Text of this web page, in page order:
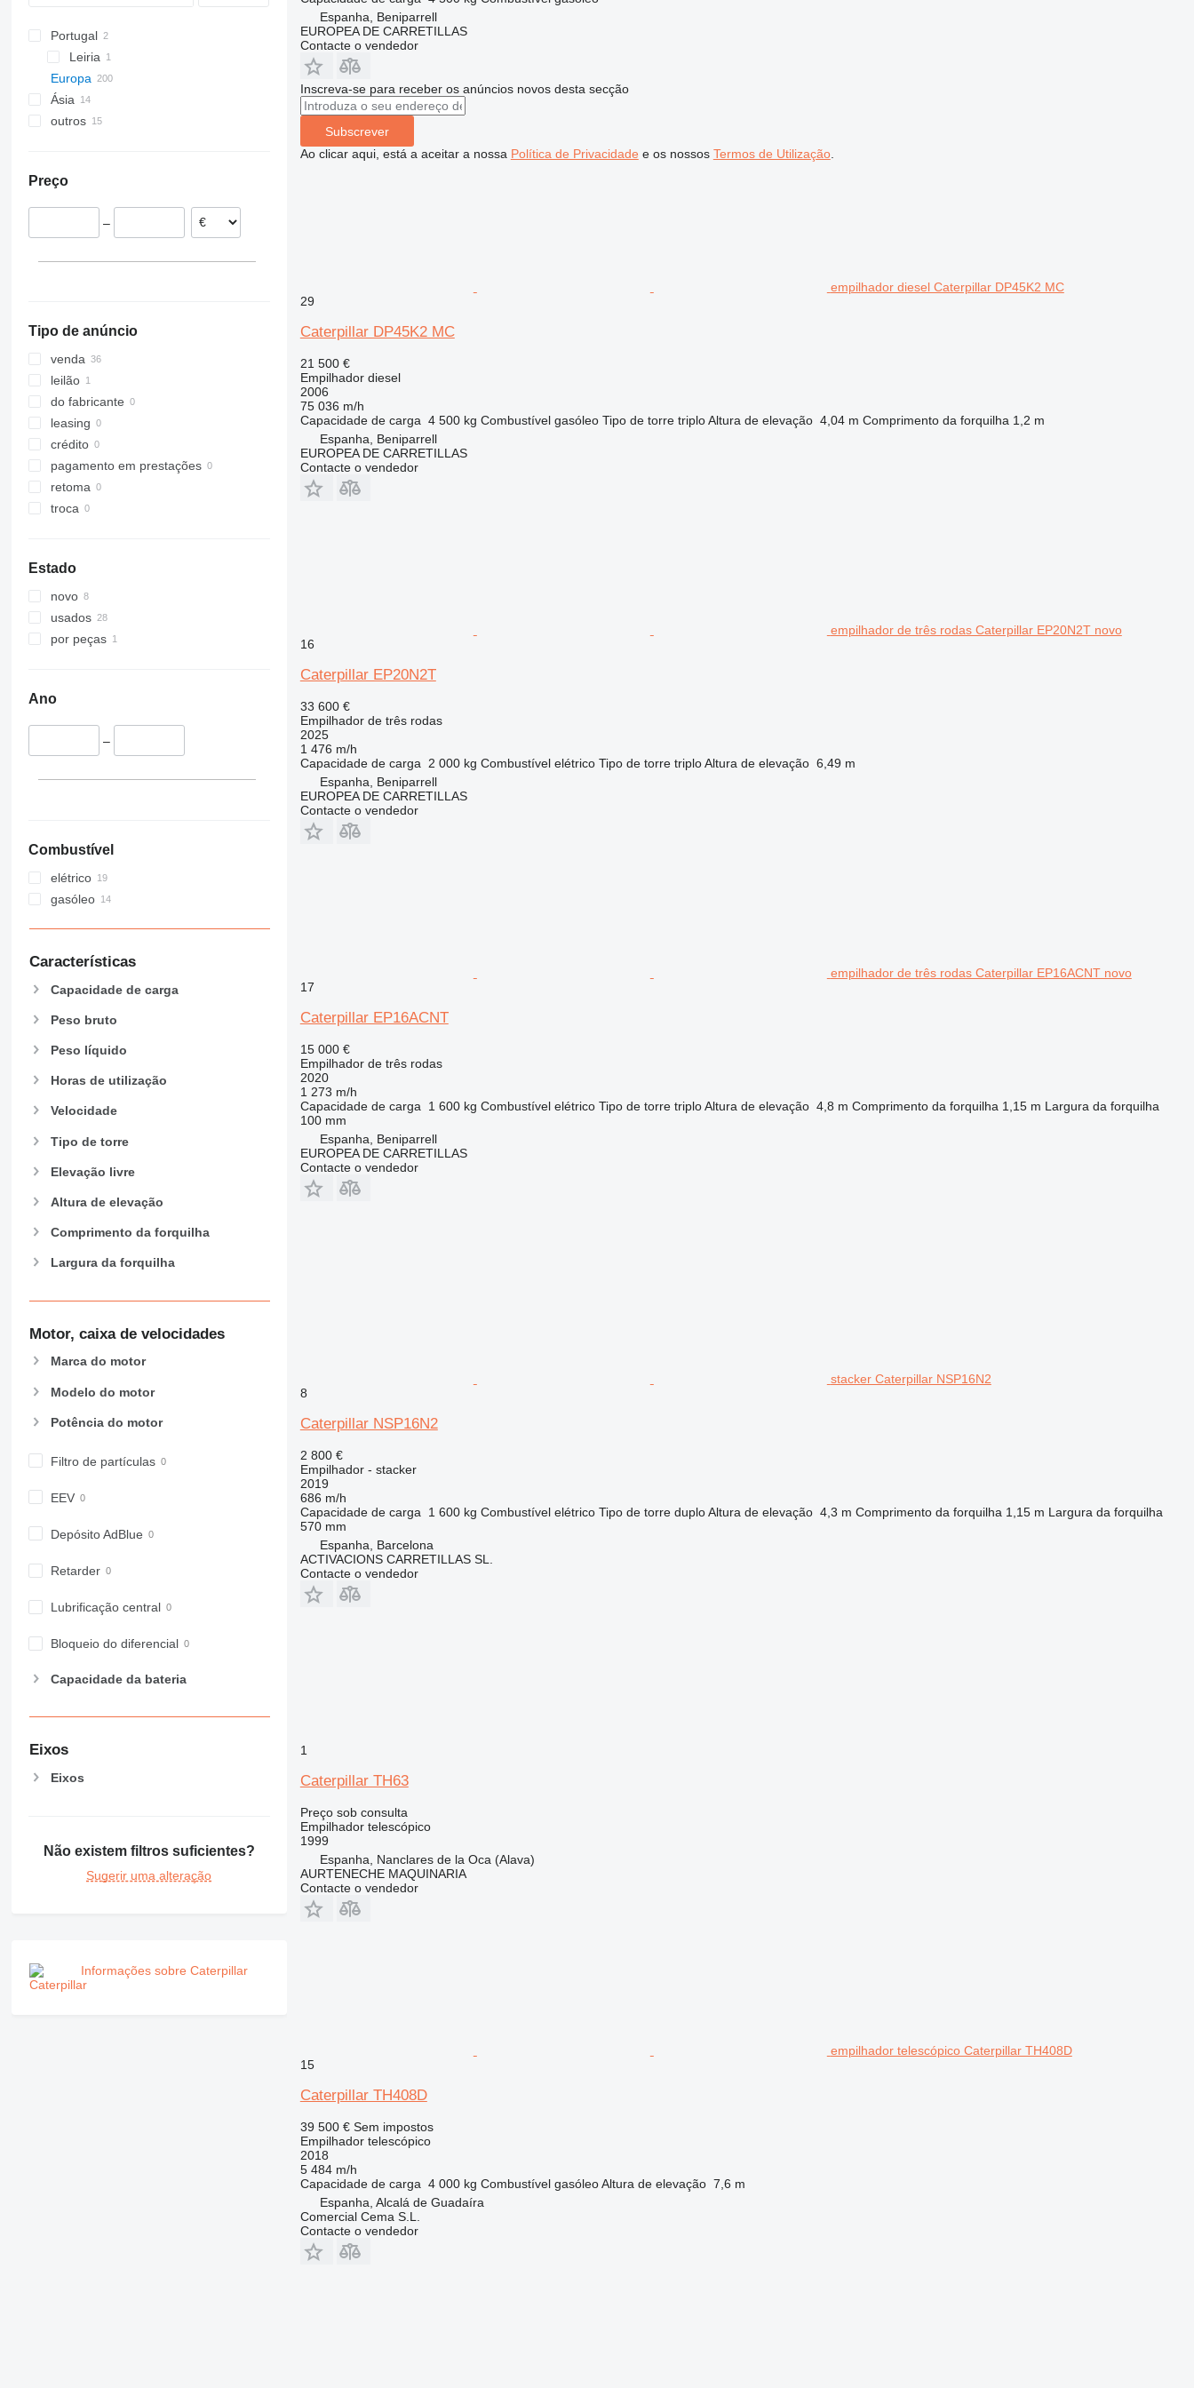
EZS
TFG
RX
Portugal
Leiria
Europa
Espanha
Ferrol
Toledo
Grã-Bretanha
Bélgica
Ásia
China
outros
Preço
–
Tipo de anúncio
venda
leilão
do fabricante
leasing
crédito
pagamento em prestações
retoma
troca
Estado
novo
usados
por peças
Ano
–
Combustível
elétrico
gasóleo
Características
Capacidade de carga
Peso bruto
Peso líquido
Horas de utilização
Velocidade
Tipo de torre
Elevação livre
Altura de elevação
Comprimento da forquilha
Largura da forquilha
Motor, caixa de velocidades
Marca do motor
Modelo do motor
Potência do motor
Filtro de partículas
EEV
Depósito AdBlue
Retarder
Lubrificação central
Bloqueio do diferencial
Capacidade da bateria
Eixos
Eixos
Não existem filtros suficientes?
Sugerir uma alteração
Informações sobre Caterpillar
Espanha, Beniparrell
EUROPEA DE CARRETILLAS
Contacte o vendedor
Inscreva-se para receber os anúncios novos desta secção
Subscrever
Ao clicar aqui, está a aceitar a nossa Política de Privacidade e os nossos Termos de Utilização.
empilhador diesel Caterpillar DP45K2 MC
29
Caterpillar DP45K2 MC
21 500 €
Empilhador diesel
2006
75 036 m/h
Capacidade de carga 4 500 kg Combustível gasóleo Tipo de torre triplo Altura de elevação 4,04 m Comprimento da forquilha 1,2 m
Espanha, Beniparrell
EUROPEA DE CARRETILLAS
Contacte o vendedor
empilhador de três rodas Caterpillar EP20N2T novo
16
Caterpillar EP20N2T
33 600 €
Empilhador de três rodas
2025
1 476 m/h
Capacidade de carga
2 000 kg Combustível elétrico Tipo de torre triplo Altura de elevação 6,49 m
Espanha, Beniparrell
EUROPEA DE CARRETILLAS
Contacte o vendedor
empilhador de três rodas Caterpillar EP16ACNT novo
17
Caterpillar EP16ACNT
15 000 €
Empilhador de três rodas
2020
1 273 m/h
Capacidade de carga
1 600 kg Combustível elétrico Tipo de torre triplo Altura de elevação 4,8 m Comprimento da forquilha 1,15 m Largura da forquilha
100 mm
Espanha, Beniparrell
EUROPEA DE CARRETILLAS
Contacte o vendedor
stacker Caterpillar NSP16N2
8
Caterpillar NSP16N2
2 800 €
Empilhador - stacker
2019
686 m/h
Capacidade de carga
1 600 kg Combustível elétrico Tipo de torre duplo Altura de elevação 4,3 m Comprimento da forquilha 1,15 m Largura da forquilha
570 mm
Espanha, Barcelona
ACTIVACIONS CARRETILLAS SL.
Contacte o vendedor
1
Caterpillar TH63
Preço sob consulta
Empilhador telescópico
1999
Espanha, Nanclares de la Oca (Alava)
AURTENECHE MAQUINARIA
Contacte o vendedor
empilhador telescópico Caterpillar TH408D
15
Caterpillar TH408D
39 500 € Sem impostos
Empilhador telescópico
2018
5 484 m/h
Capacidade de carga 4 000 kg Combustível gasóleo Altura de elevação 7,6 m
Espanha, Alcalá de Guadaíra
Comercial Cema S.L.
Contacte o vendedor